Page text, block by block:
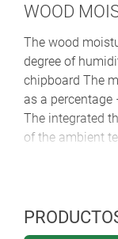
WOOD
The wood
degree of
chipboard The
as a percentage
The integrated
of the ambient